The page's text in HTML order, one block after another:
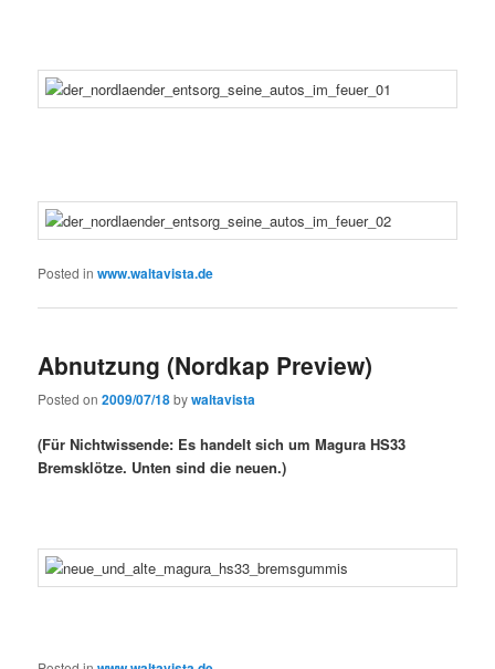
Posted in www.waltavista.de
Abnutzung (Nordkap Preview)
Posted on2009/07/18bywaltavista
(Für Nichtwissende: Es handelt sich um Magura HS33
Bremsklötze. Unten sind die neuen.)